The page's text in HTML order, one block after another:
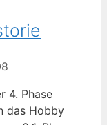
4. Phase
das Hobby